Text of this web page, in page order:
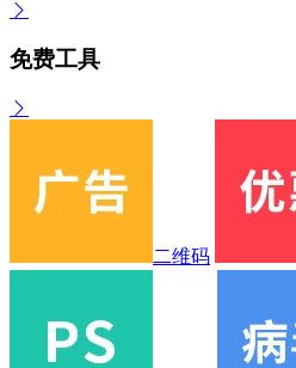
免费工具
二维码